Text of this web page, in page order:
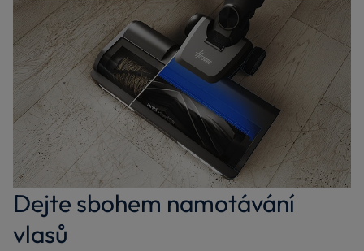
Dejte sbohem namotávání
vlasů